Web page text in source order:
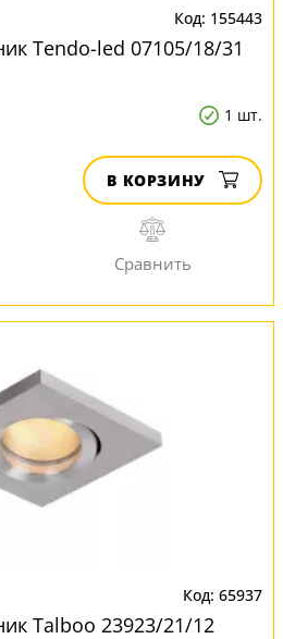
155443
Tendo-led 07105/18/31
1 шт.
В КОРЗИНУ
65937
Talboo 23923/21/12